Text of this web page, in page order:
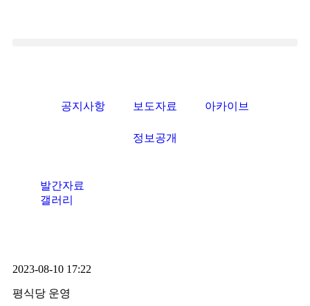
공지사항 보도자료 아카이브
정보공개
발간자료
갤러리
2023-08-10 17:22
평식당 운영